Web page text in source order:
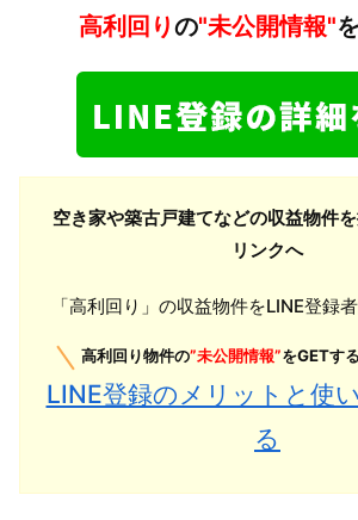
高利回りの"未公開情報"
空き家や築古戸建てなどの収益物件
リンクへ
「高利回り」の収益物件をLINE登録
高利回り物件の”未公開情報”をGETす
LINE登録のメリットと使
る